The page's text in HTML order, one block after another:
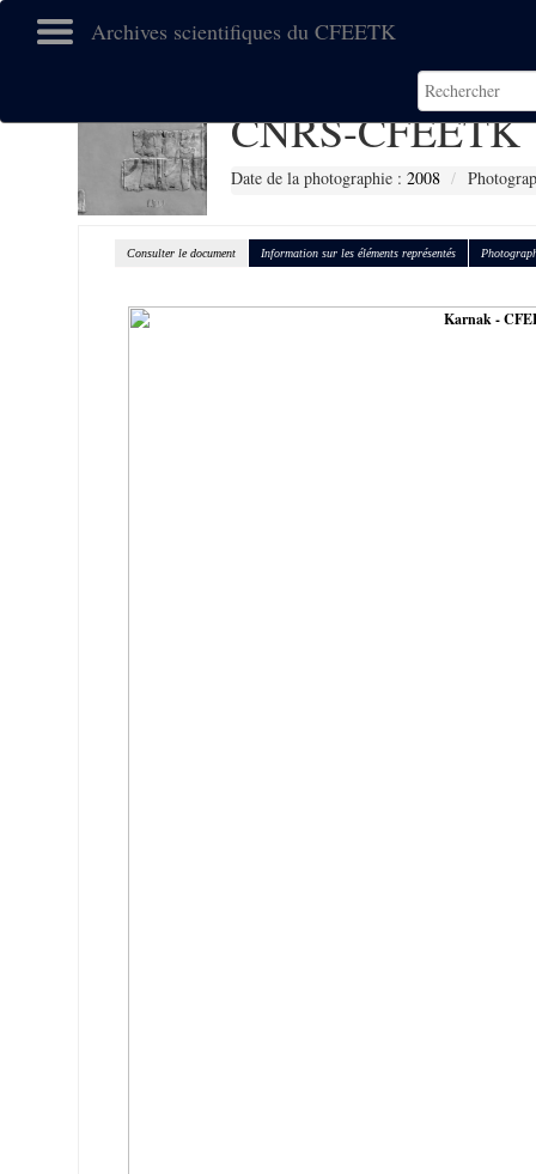
Archives scientifiques du CFEETK
CNRS-CFEETK
Date de la photographie : 2008
Consulter le document Information sur les éléments représentés